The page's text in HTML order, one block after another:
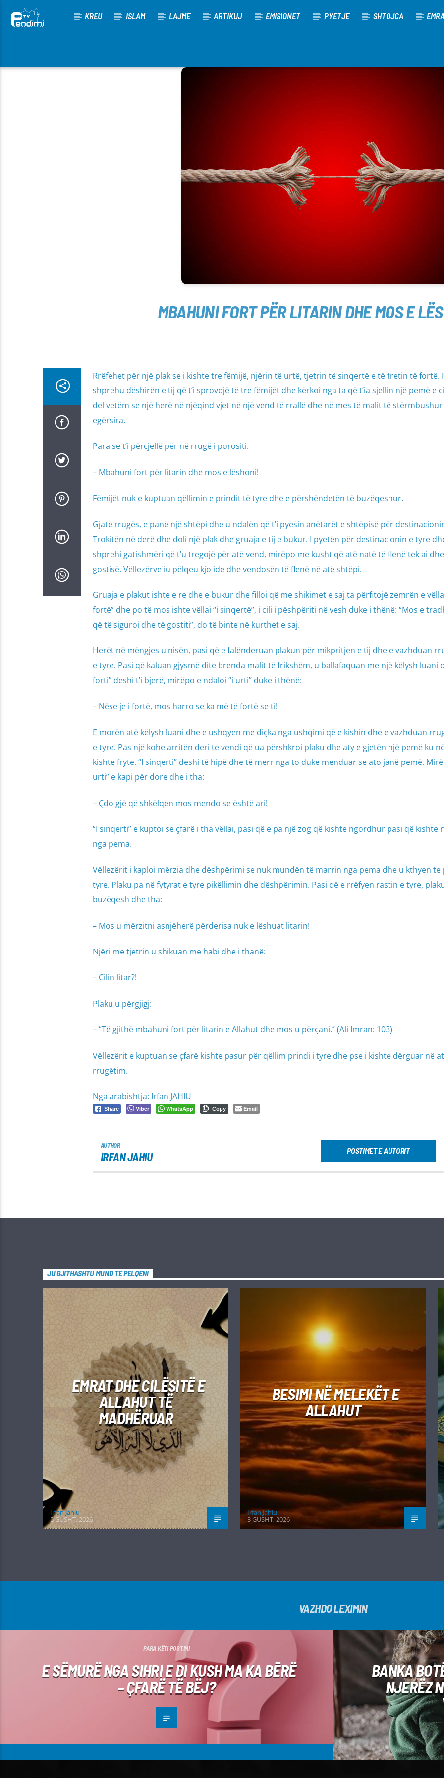
KREU ISLAM LAJME ARTIKUJ EMISIONET PYETJE SHTOJCA EMRA
MBAHUNI FORT PËR LITARIN DHE MOS E
Rrëfehet për një plak se i kishte tre fëmijë, njërin të urtë, tjetrin të sinqertë e të tretin të fortë.
shprehu dëshirën e tij që t’i sprovojë të tre fëmijët dhe kërkoi nga ta që t’ia sjellin një pemë e
del vetëm se një herë në njëqind vjet në një vend të rrallë dhe në mes të malit të
egërsira.
Para se t’i përcjellë për në rrugë i porositi:
– Mbahuni fort për litarin dhe mos e lëshoni!
Fëmijët nuk e kuptuan qëllimin e prindit të tyre dhe e përshëndetën të buzëqeshur.
Gjatë rrugës, e panë një shtëpi dhe u ndalën që t’i pyesin anëtarët e shtëpisë për
Trokitën në derë dhe doli një plak dhe gruaja e tij e bukur. I pyetën për destinacionin e tyre
shprehi gatishmëri që t’u tregojë për atë vend, mirëpo me kusht që atë natë të flenë tek ai dhe
gostisë. Vëllezërve iu pëlqeu kjo ide dhe vendosën të flenë në atë shtëpi.
Gruaja e plakut ishte e re dhe e bukur dhe filloi që me shikimet e saj ta përfitojë zemrën e
fortë” dhe po të mos ishte vëllai “i sinqertë”, i cili i pëshpëriti në vesh duke i thënë: “Mos e
që të siguroi dhe të gostiti”, do të binte në kurthet e saj.
Herët në mëngjes u nisën, pasi që e falënderuan plakun për mikpritjen e tij dhe e vazhduan
e tyre. Pasi që kaluan gjysmë dite brenda malit të frikshëm, u ballafaquan me një këlysh luani
forti” deshi t’i bjerë, mirëpo e ndaloi “i urti” duke i thënë:
– Nëse je i fortë, mos harro se ka më të fortë se ti!
E morën atë këlysh luani dhe e ushqyen me diçka nga ushqimi që e kishin dhe e vazhduan
e tyre. Pas një kohe arritën deri te vendi që ua përshkroi plaku dhe aty e gjetën një pemë ku
kishte fryte. “I sinqerti” deshi të hipë dhe të merr nga to duke menduar se ato janë pemë.
urti” e kapi për dore dhe i tha:
– Çdo gjë që shkëlqen mos mendo se është ari!
“I sinqerti” e kuptoi se çfarë i tha vëllai, pasi që e pa një zog që kishte ngordhur pasi që kishte
nga pema.
Vëllezërit i kaploi mërzia dhe dëshpërimi se nuk mundën të marrin nga pema dhe u kthyen te
tyre. Plaku pa në fytyrat e tyre pikëllimin dhe dëshpërimin. Pasi që e rrëfyen rastin e tyre,
buzëqesh dhe tha:
– Mos u mërzitni asnjëherë përderisa nuk e lëshuat litarin!
Njëri me tjetrin u shikuan me habi dhe i thanë:
– Cilin litar?!
Plaku u përgjigj:
– “Të gjithë mbahuni fort për litarin e Allahut dhe mos u përçani.” (Ali Imran: 103)
Vëllezërit e kuptuan se çfarë kishte pasur për qëllim prindi i tyre dhe pse i kishte dërguar në
rrugëtim.
Nga arabishtja: Irfan JAHIU
Share Viber WhatsApp Copy Email
AUTHOR
IRFAN JAHIU POSTIMET E AUTORIT
JU GJITHASHTU MUND TË PËLQENI
EMRAT DHE CILËSITË E
ALLAHUT TË
MADHËRUAR
Irfan Jahiu
5 GUSHT, 2026
BESIMI NË MELEKËT E
ALLAHUT
Irfan Jahiu
3 GUSHT, 2026
VAZHDO LEXIMIN
PARA KËTI POSTIMI
E SËMURË NGA SIHRI E DI KUSH MA KA BËRË
– ÇFARË TË BËJ?
BANKA
NJERËZ